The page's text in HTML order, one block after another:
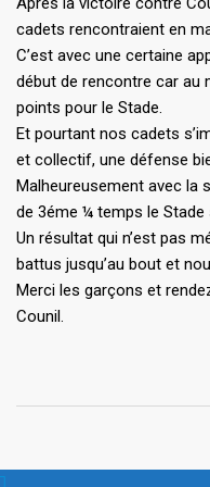
cadets rencontraient en
C’est avec une certaine
début de rencontre car au
points pour le Stade.
Et pourtant nos cadets
et collectif, une défense
Malheureusement avec la
de 3éme ¼ temps le Stade
Un résultat qui n’est pas
battus jusqu’au bout et
Merci les garçons et
Counil.